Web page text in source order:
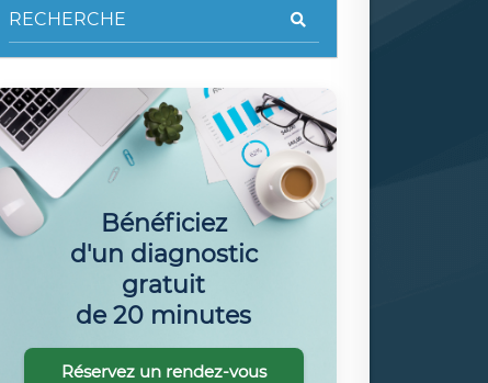
Bénéficiez
d'un diagnostic
gratuit
de 20 minutes
Réservez un rendez-vous